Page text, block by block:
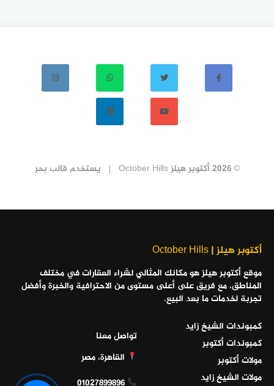
© 2026 أكتوبر هيلز October Hills يستخدم قالب بحر
أكتوبر هيلز | October Hills
موقع أكتوبر هيلز هو مكانك المثالي لشراء العقارات في مختلف
المناطق، مع فريق على أعلى مستوى من الاحترافية والخبرة وأفضل
تجربة لخدمات ما بعد البيع.
كمبوندات الشيخ زايد
كمبوندات أكتوبر
مولات أكتوبر
مولات الشيخ زايد
تواصل معنا
القاهرة، مصر